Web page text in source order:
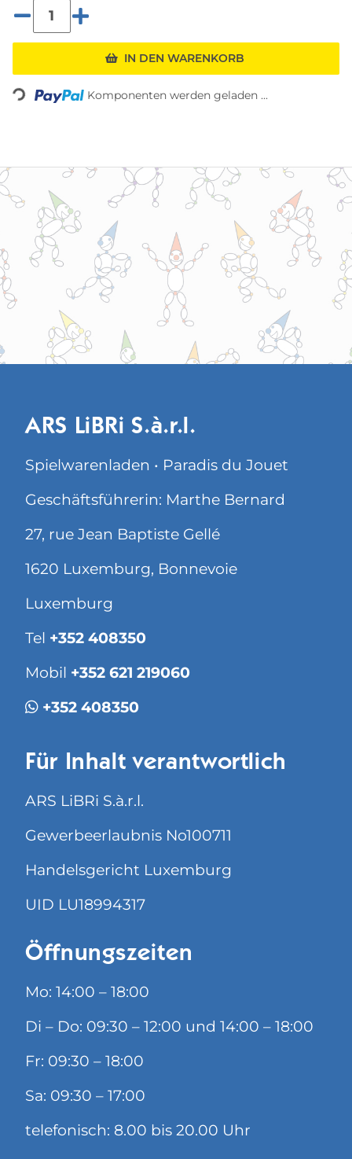
IN DEN WARENKORB
Loading... Komponenten werden geladen ...
ARS LiBRi S.à.r.l.
Spielwarenladen • Paradis du Jouet
Geschäftsführerin: Marthe Bernard
27, rue Jean Baptiste Gellé
1620 Luxemburg, Bonnevoie
Luxemburg
Tel +352 408350
Mobil +352 621 219060
+352 408350
Für Inhalt verantwortlich
ARS LiBRi S.à.r.l.
Gewerbeerlaubnis No100711
Handelsgericht Luxemburg
UID LU18994317
Öffnungszeiten
Mo: 14:00 – 18:00
Di – Do: 09:30 – 12:00 und 14:00 – 18:00
Fr: 09:30 – 18:00
Sa: 09:30 – 17:00
telefonisch: 8.00 bis 20.00 Uhr